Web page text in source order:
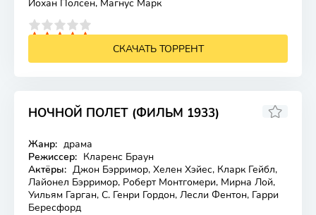
Йохан Полсен, Магнус Марк
СКАЧАТЬ ТОРРЕНТ
НОЧНОЙ ПОЛЕТ (ФИЛЬМ 1933)
Жанр: драма
Режиссер: Кларенс Браун
Актёры: Джон Бэрримор, Хелен Хэйес, Кларк Гейбл,
Лайонел Бэрримор, Роберт Монтгомери, Мирна Лой,
Уильям Гарган, С. Генри Гордон, Лесли Фентон, Гарри
Бересфорд